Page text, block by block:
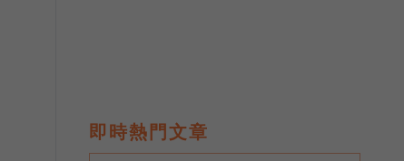
即時熱門文章